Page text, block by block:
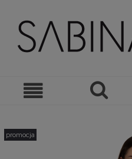
promocja